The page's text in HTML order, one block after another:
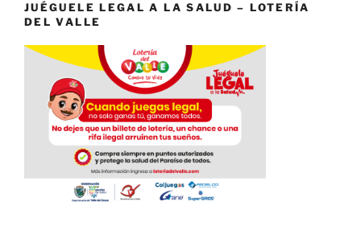
JUÉGUELE LEGAL A LA SALUD – LOTERÍA
DEL VALLE